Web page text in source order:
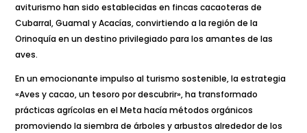
aviturismo han sido establecidas en fincas cacaoteras de
Cubarral, Guamal y Acacías, convirtiendo a la región de la
Orinoquía en un destino privilegiado para los amantes de las
aves.
En un emocionante impulso al turismo sostenible, la estrategia
«Aves y cacao, un tesoro por descubrir», ha transformado
prácticas agrícolas en el Meta hacía métodos orgánicos
promoviendo la siembra de árboles y arbustos alrededor de los